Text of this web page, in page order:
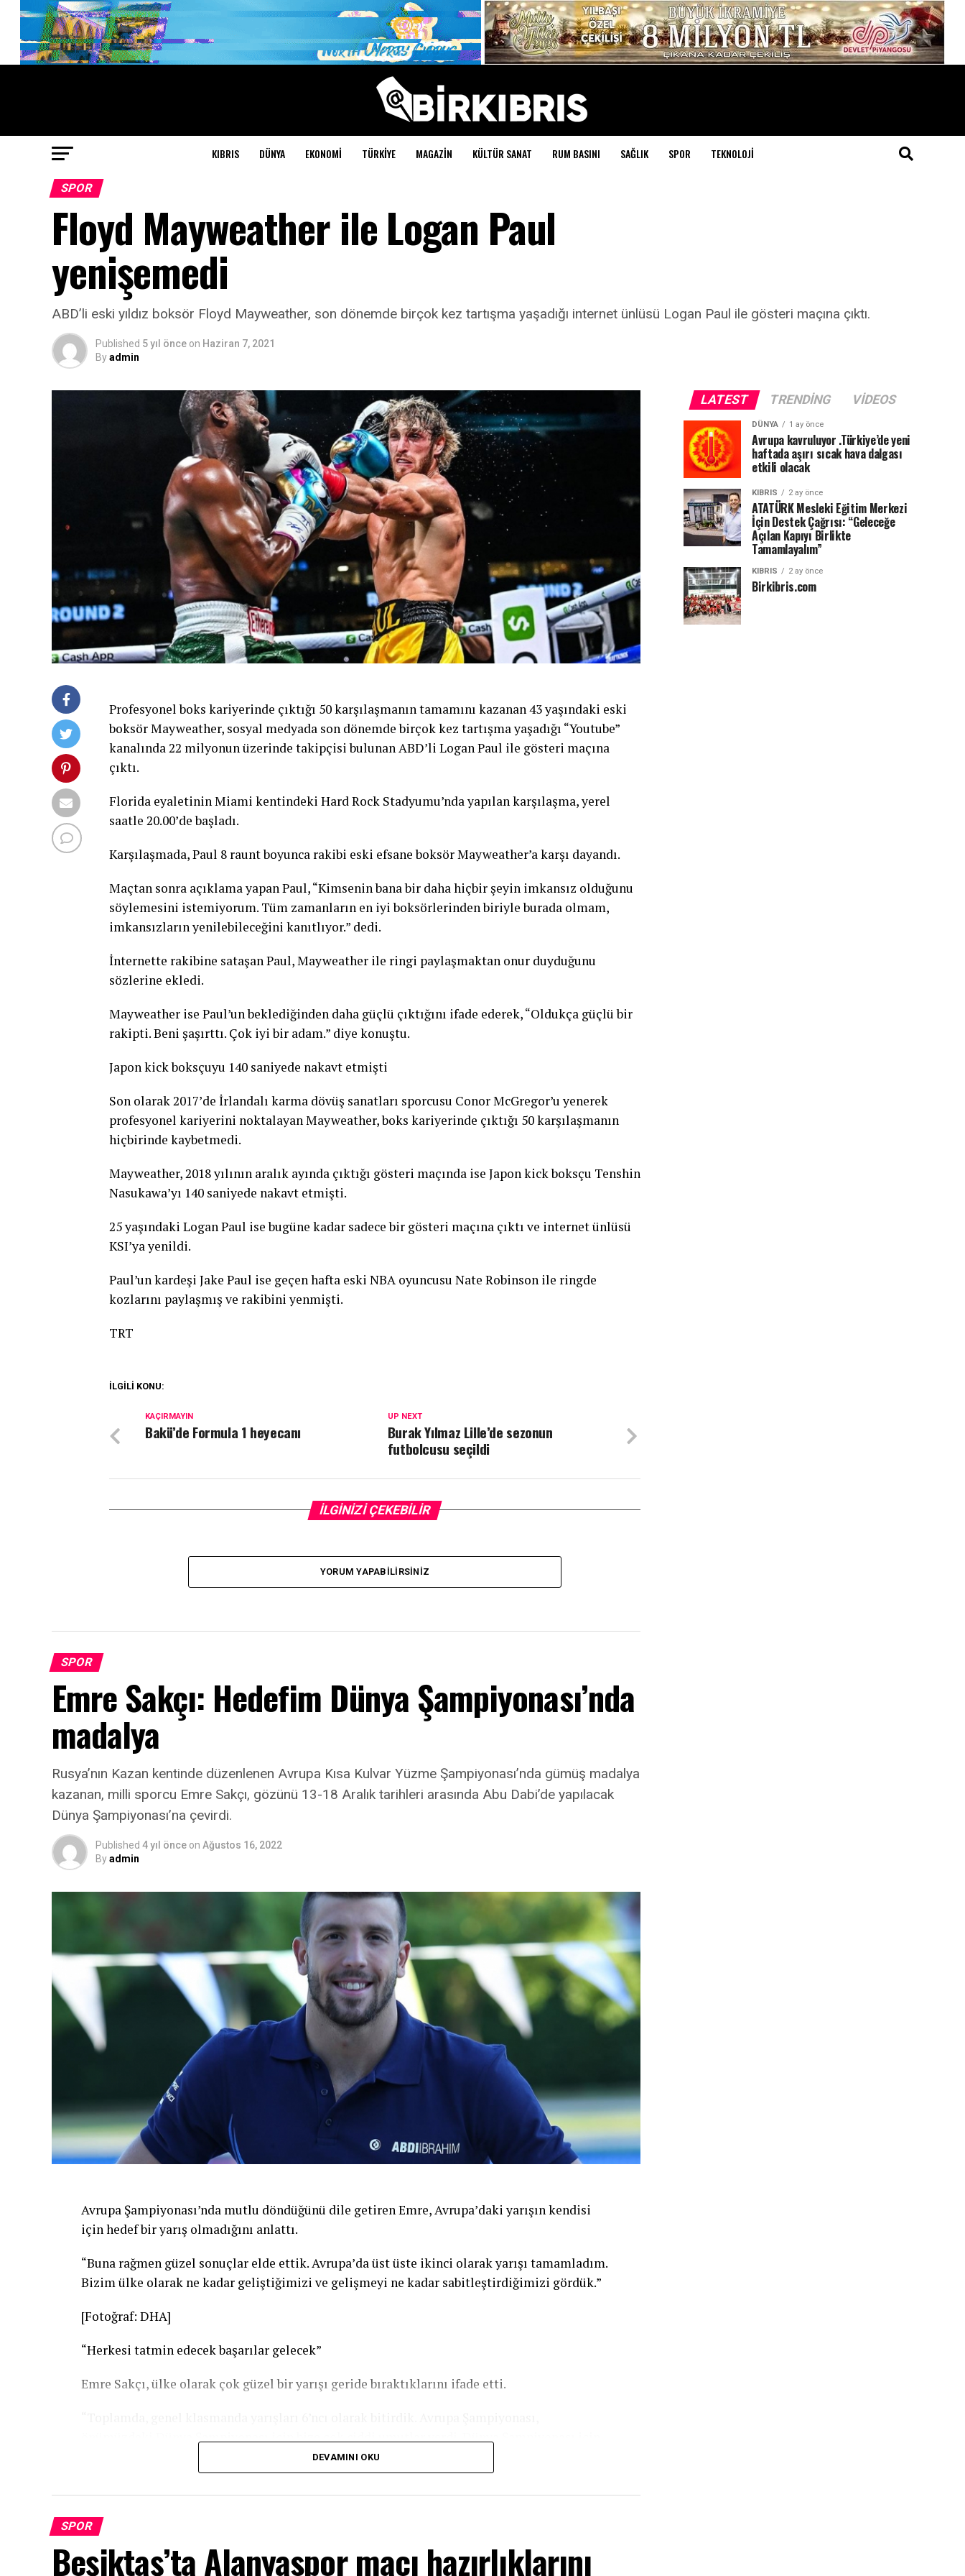
KIBRIS DÜNYA EKONOMI TÜRKIYE MAGAZIN KÜLTÜR SANAT RUM BASINI SAĞLIK SPOR TEKNOLOJI
SPOR
Floyd Mayweather ile Logan Paul
yenişemedi
ABD’li eski yıldız boksör Floyd Mayweather, son dönemde birçok kez tartışma yaşadığı internet ünlüsü Logan Paul ile gösteri maçına çıktı.
Published 5 yıl önce on Haziran 7, 2021
Byadmin
Profesyonel boks kariyerinde çıktığı 50 karşılaşmanın tamamını kazanan 43 yaşındaki eski
boksör Mayweather, sosyal medyada son dönemde birçok kez tartışma yaşadığı “Youtube”
kanalında 22 milyonun üzerinde takipçisi bulunan ABD’li Logan Paul ile gösteri maçına
çıktı.
Florida eyaletinin Miami kentindeki Hard Rock Stadyumu’nda yapılan karşılaşma, yerel
saatle 20.00’de başladı.
Karşılaşmada, Paul 8 raunt boyunca rakibi eski efsane boksör Mayweather’a karşı dayandı.
Maçtan sonra açıklama yapan Paul, “Kimsenin bana bir daha hiçbir şeyin imkansız olduğunu
söylemesini istemiyorum. Tüm zamanların en iyi boksörlerinden biriyle burada olmam,
imkansızların yenilebileceğini kanıtlıyor.” dedi.
İnternette rakibine sataşan Paul, Mayweather ile ringi paylaşmaktan onur duyduğunu
sözlerine ekledi.
Mayweather ise Paul’un beklediğinden daha güçlü çıktığını ifade ederek, “Oldukça güçlü bir
rakipti. Beni şaşırttı. Çok iyi bir adam.” diye konuştu.
Japon kick boksçuyu 140 saniyede nakavt etmişti
Son olarak 2017’de İrlandalı karma dövüş sanatları sporcusu Conor McGregor’u yenerek
profesyonel kariyerini noktalayan Mayweather, boks kariyerinde çıktığı 50 karşılaşmanın
hiçbirinde kaybetmedi.
Mayweather, 2018 yılının aralık ayında çıktığı gösteri maçında ise Japon kick boksçu Tenshin
Nasukawa’yı 140 saniyede nakavt etmişti.
25 yaşındaki Logan Paul ise bugüne kadar sadece bir gösteri maçına çıktı ve internet ünlüsü
KSI’ya yenildi.
Paul’un kardeşi Jake Paul ise geçen hafta eski NBA oyuncusu Nate Robinson ile ringde
kozlarını paylaşmış ve rakibini yenmişti.
TRT
İLGİLİ KONU:
UP NEXT
Burak Yılmaz Lille’de sezonun
futbolcusu seçildi
KAÇIRMAYIN
Bakü’de Formula 1 heyecanı
İLGİNİZİ ÇEKEBİLİR
YORUM YAPABILIRSINIZ
SPOR
Emre Sakçı: Hedefim Dünya Şampiyonası’nda
madalya
Rusya’nın Kazan kentinde düzenlenen Avrupa Kısa Kulvar Yüzme Şampiyonası’nda gümüş madalya
kazanan, milli sporcu Emre Sakçı, gözünü 13-18 Aralık tarihleri arasında Abu Dabi’de yapılacak
Dünya Şampiyonası’na çevirdi.
Published 4 yıl önce on Ağustos 16, 2022
Byadmin
Avrupa Şampiyonası’nda mutlu döndüğünü dile getiren Emre, Avrupa’daki yarışın kendisi
için hedef bir yarış olmadığını anlattı.
“Buna rağmen güzel sonuçlar elde ettik. Avrupa’da üst üste ikinci olarak yarışı tamamladım.
Bizim ülke olarak ne kadar geliştiğimizi ve gelişmeyi ne kadar sabitleştirdiğimizi gördük.”
[Fotoğraf: DHA]
“Herkesi tatmin edecek başarılar gelecek”
Emre Sakçı, ülke olarak çok güzel bir yarışı geride bıraktıklarını ifade etti.
çalışmalarımız tam gaz devam ediyor, hiç ara vermiyoruz. Bu şampiyona için çok
heyecanlıyız. Elimizden gelen en iyi performansı sergileyeceğiz. Bu şampiyonadaki hedefim
kendi derecelerimi geliştirmek. Bireysel derecelerimi yakalamak. Hepimizi tatmin edecek
başarıları getireceğiz.”
Bahar Oktay: Emre’nin başarıları artacak
DEVAMINI OKU
SPOR
Beşiktaş’ta Alanyaspor maçı hazırlıklarını
LATEST TRENDING VIDEOS
DÜNYA 1 ay önce
Avrupa kavruluyor .Türkiye’de yeni
haftada aşırı sıcak hava dalgası
etkili olacak
KIBRIS 2 ay önce
ATATÜRK Mesleki Eğitim Merkezi
İçin Destek Çağrısı: “Geleceğe
Açılan Kapıyı Birlikte
Tamamlayalım”
KIBRIS 2 ay önce
Birkibris.com